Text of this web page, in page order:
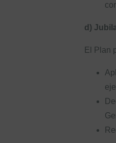
d)
El Plan